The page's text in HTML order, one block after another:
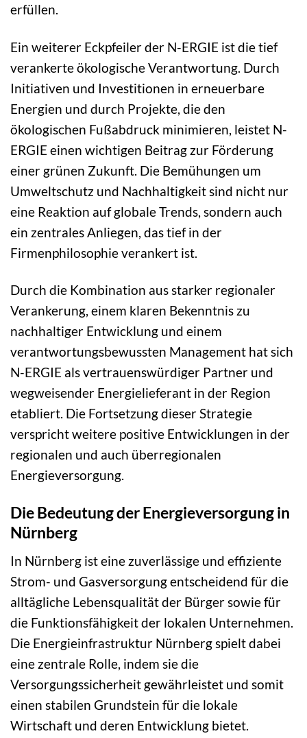
erfüllen.
Ein weiterer Eckpfeiler der N-ERGIE ist die tief
verankerte ökologische Verantwortung. Durch
Initiativen und Investitionen in erneuerbare
Energien und durch Projekte, die den
ökologischen Fußabdruck minimieren, leistet N-
ERGIE einen wichtigen Beitrag zur Förderung
einer grünen Zukunft. Die Bemühungen um
Umweltschutz und Nachhaltigkeit sind nicht nur
eine Reaktion auf globale Trends, sondern auch
ein zentrales Anliegen, das tief in der
Firmenphilosophie verankert ist.
Durch die Kombination aus starker regionaler
Verankerung, einem klaren Bekenntnis zu
nachhaltiger Entwicklung und einem
verantwortungsbewussten Management hat sich
N-ERGIE als vertrauenswürdiger Partner und
wegweisender Energielieferant in der Region
etabliert. Die Fortsetzung dieser Strategie
verspricht weitere positive Entwicklungen in der
regionalen und auch überregionalen
Energieversorgung.
Die Bedeutung der Energieversorgung in
Nürnberg
In Nürnberg ist eine zuverlässige und effiziente
Strom- und Gasversorgung entscheidend für die
alltägliche Lebensqualität der Bürger sowie für
die Funktionsfähigkeit der lokalen Unternehmen.
Die Energieinfrastruktur Nürnberg spielt dabei
eine zentrale Rolle, indem sie die
Versorgungssicherheit gewährleistet und somit
einen stabilen Grundstein für die lokale
Wirtschaft und deren Entwicklung bietet.